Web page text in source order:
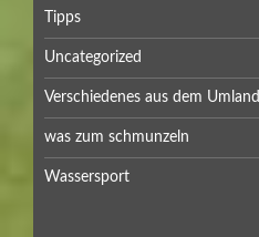
Tipps
Uncategorized
Verschiedenes aus dem Umland
was zum schmunzeln
Wassersport